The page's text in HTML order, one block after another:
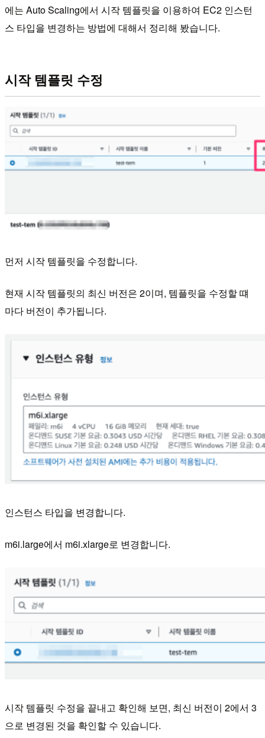
에는 Auto Scaling에서 시작 템플릿을 이용하여 EC2 인스턴
스 타입을 변경하는 방법에 대해서 정리해 봤습니다.
시작 템플릿 수정
먼저 시작 템플릿을 수정합니다.
현재 시작 템플릿의 최신 버전은 2이며, 템플릿을 수정할 떄
마다 버전이 추가됩니다.
인스턴스 타입을 변경합니다.
m6i.large에서 m6i.xlarge로 변경합니다.
시작 템플릿 수정을 끝내고 확인해 보면, 최신 버전이 2에서 3
으로 변경된 것을 확인할 수 있습니다.